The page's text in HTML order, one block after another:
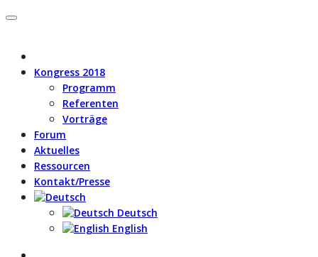
Kongress 2018
Programm
Referenten
Vorträge
Forum
Aktuelles
Ressourcen
Kontakt/Presse
Deutsch
English